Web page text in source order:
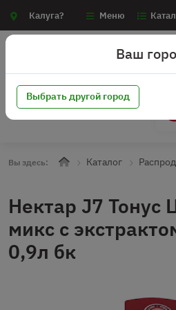
Калуга? Меню
Вы здесь: Каталог
Нектар J7 Тонус
микс с
0,9л бк
Ваш
Выбрать другой город